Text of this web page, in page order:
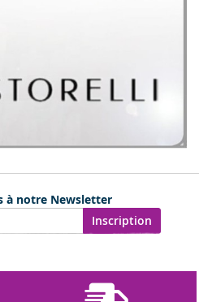
à notre Newsletter
Inscription